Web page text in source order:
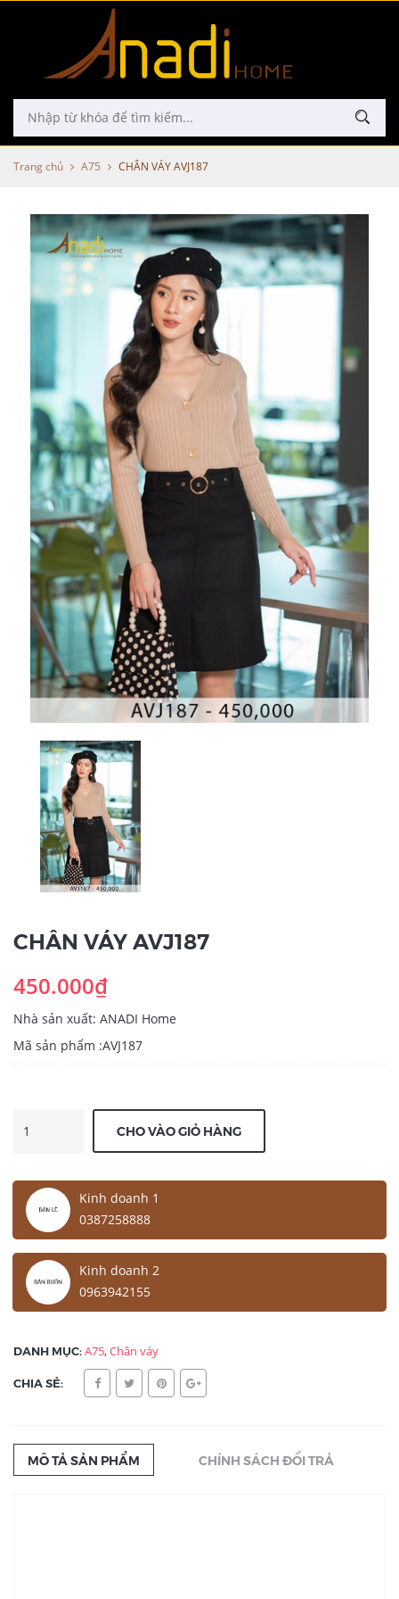
Trang chủ A75 CHÂN VÁY AVJ187
CHÂN VÁY AVJ187
450.000₫
Nhà sản xuất: ANADI Home
Mã sản phẩm :AVJ187
CHO VÀO GIỎ HÀNG
Kinh doanh 1
0387258888
Kinh doanh 2
0963942155
DANH MỤC:A75,Chân váy
CHIA SẺ:
MÔ TẢ SẢN PHẨM CHÍNH SÁCH ĐỔI TRẢ